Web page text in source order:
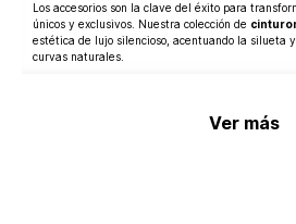
Los accesorios son la clave del éxito para
únicos y exclusivos. Nuestra colección de
estética de lujo silencioso, acentuando la silueta
curvas naturales.
contemporáneos y excelente calidad.Ver más